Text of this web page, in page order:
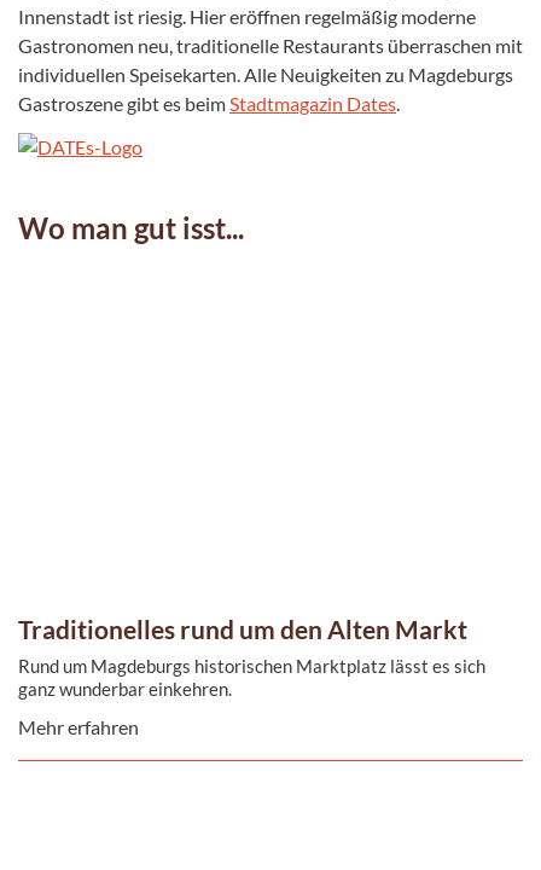
Innenstadt ist riesig. Hier eröffnen regelmäßig moderne
Gastronomen neu, traditionelle Restaurants überraschen mit
individuellen Speisekarten. Alle Neuigkeiten zu Magdeburgs
Gastroszene gibt es beim Stadtmagazin Dates
Wo man gut isst...
Traditionelles rund um den Alten Markt
Rund um Magdeburgs historischen Marktplatz lässt es sich
ganz wunderbar einkehren.
Mehr erfahren